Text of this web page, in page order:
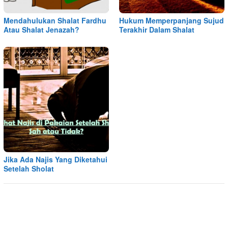
Mendahulukan Shalat Fardhu
Atau Shalat Jenazah?
Hukum Memperpanjang Sujud
Terakhir Dalam Shalat
Jika Ada Najis Yang Diketahui
Setelah Sholat